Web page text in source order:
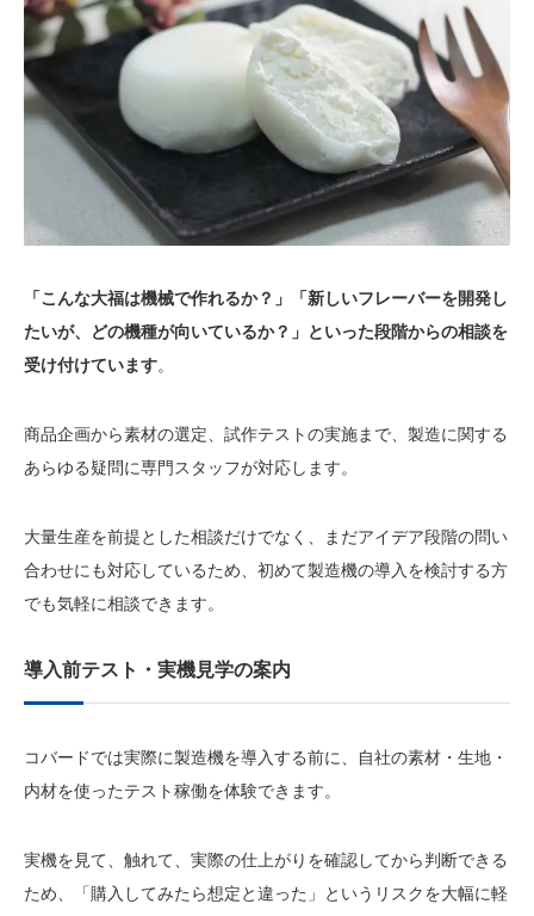
「こんな大福は機械で作れるか？」「新しいフレーバーを開発し
たいが、どの機種が向いているか？」といった段階からの相談を
受け付けています。
商品企画から素材の選定、試作テストの実施まで、製造に関する
あらゆる疑問に専門スタッフが対応します。
大量生産を前提とした相談だけでなく、まだアイデア段階の問い
合わせにも対応しているため、初めて製造機の導入を検討する方
でも気軽に相談できます。
導入前テスト・実機見学の案内
コバードでは実際に製造機を導入する前に、自社の素材・生地・
内材を使ったテスト稼働を体験できます。
実機を見て、触れて、実際の仕上がりを確認してから判断できる
ため、「購入してみたら想定と違った」というリスクを大幅に軽